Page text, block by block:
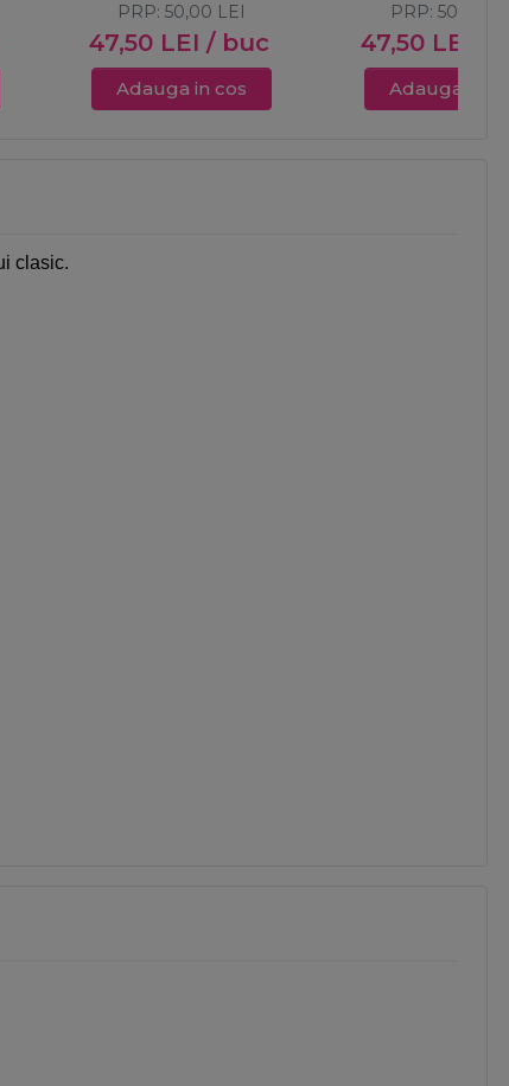
47,50 LEI / buc
PRP:50,00 LEI
Adauga in cos
47,50 LEI
PRP:50,00
Adauga in
clasic.